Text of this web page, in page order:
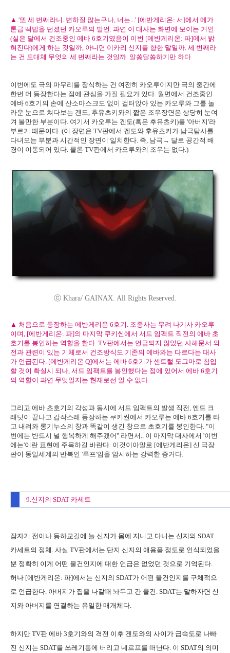
▲ '또 세 번째라니. 변하질 않는구나, 너는...' [에반게리온: 서]에서 메가
톤급 떡밥을 던졌던 카오루의 발언. 과연 이 대사는 화면에 보이는 거인
(실은 달에서 건조중인 에바 6호기였음이 이번 [에반게리온: 파]에서 밝
혀진다)에게 하는 것일까, 아니면 이카리 신지를 향한 말일까. 세 번째라
는 건 도대체 무엇의 세 번째라는 것일까. 알쏭달쏭하기만 하다.
이번에도 극의 마무리를 장식하는 건 여전히 카오루이지만 극의 중간에
한번 더 등장한다는 점에 관심을 가질 필요가 있다. 월면에서 건조중인
에바 6호기의 손에 산소마스크도 없이 걸터앉아 있는 카오루와 그를 놀
라운 눈으로 쳐다보는 겐도, 후유츠키와의 짧은 조우장면은 상당히 눈여
겨 볼만한 부분이다. 여기서 카오루는 겐도(혹은 후유츠키)를 '아버지'라
부르기 때문이다. (이 장면은 TV판에서 겐도와 후유츠키가 남극탐사를
다녀오는 부분과 시간적인 장면이 일치한다. 즉, 남극→ 달로 공간적 배
경이 이동되어 있다. 물론 TV판에서 카오루와의 조우는 없다.)
ⓒ Khara/ GAINAX. All Rights Reserved.
▲ 처음으로 등장하는 에반게리온 6호기. 조종사는 무려 나기사 카오루
이며, [에반게리온: 파]의 마지막 쿠키씬에서 서드 임팩트 직전의 에바 초
호기를 봉인하는 역할을 한다. TV판에서는 언급되지 않았던 사해문서 외
전과 관련이 있는 기체로서 건조방식도 기존의 에바와는 다르다는 대사
가 언급된다. [에반게리온 Q]에서는 에바 6호기가 센트럴 도그마로 침입
할 것이 확실시 되나, 서드 임팩트를 봉인했다는 점에 있어서 에바 6호기
의 역할이 과연 무엇일지는 현재로선 알 수 없다.
그리고 에바 초호기의 각성과 동시에 서드 임팩트의 발생 직전, 엔드 크
래딧이 끝나고 갑작스레 등장하는 쿠키씬에서 카오루는 에바 6호기를 타
고 내려와 롱기누스의 창과 똑같이 생긴 창으로 초호기를 봉인한다. "이
번에는 반드시 널 행복하게 해주겠어" 라면서.. 이 마지막 대사에서 '이번
에는'이란 표현에 주목하길 바란다. 이것이아말로 [에반게리온] 신 극장
판이 동일세계의 반복인 '루프'임을 암시하는 강력한 증거다.
9.신지의 SDAT 카세트
잠자기 전이나 등하교길에 늘 신지가 몸에 지니고 다니는 신지의 SDAT
카세트의 정체. 사실 TV판에서는 단지 신지의 애용품 정도로 인식되었을
뿐 정확히 이게 어떤 물건인지에 대한 언급은 없었던 것으로 기억된다.
허나 [에반게리온: 파]에서는 신지의 SDAT가 어떤 물건인지를 구체적으
로 언급한다. 아버지가 집을 나갈때 놔두고 간 물건. SDAT는 말하자면 신
지와 아버지를 연결하는 유일한 매개체다.
하지만 TV판 에바 3호기와의 격전 이후 겐도와의 사이가 급속도로 나빠
진 신지는 SDAT를 쓰레기통에 버리고 네르프를 떠난다. 이 SDAT의 의미